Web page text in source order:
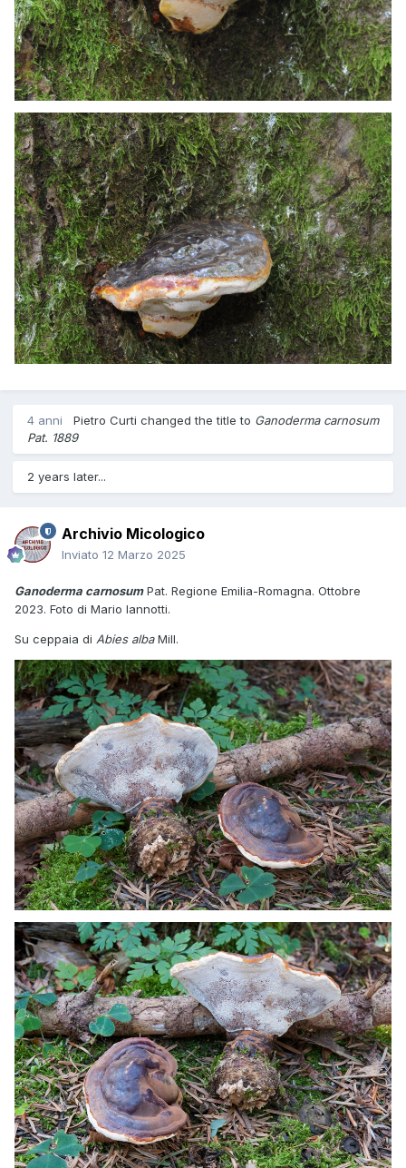
4 anni Pietro Curti changed the title to Ganoderma carnosum
Pat. 1889
2 years later...
Archivio Micologico
Inviato 12 Marzo 2025
Ganoderma carnosumPat. Regione Emilia-Romagna. Ottobre
2023. Foto di Mario Iannotti.
Su ceppaia di Abies albaMill.